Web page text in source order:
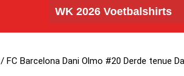
WK 2026 Voetbalshirts
/ FC Barcelona Dani Olmo #20 Derde tenue